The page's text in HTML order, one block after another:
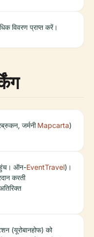
विवरण प्राप्त करें।
जर्मनी Mapcarta)
ऑन-
करती
EventTravel)।
(यूरोबानहोफ) को